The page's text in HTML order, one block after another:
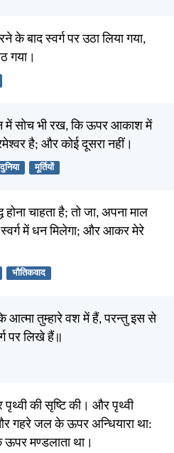
के बाद स्वर्ग पर उठा लिया गया,
गया।
सोच भी रख, कि ऊपर आकाश में
है; और कोई दूसरा नहीं।
दुनिया मूर्तियों
चाहता है; तो जा, अपना माल
में धन मिलेगा; और आकर मेरे
भौतिकवाद
आत्मा तुम्हारे वश में हैं, परन्तु इस से
पर लिखे हैं॥
की सृष्टि की। और पृथ्वी
गहरे जल के ऊपर अन्धियारा था:
मण्डलाता था।